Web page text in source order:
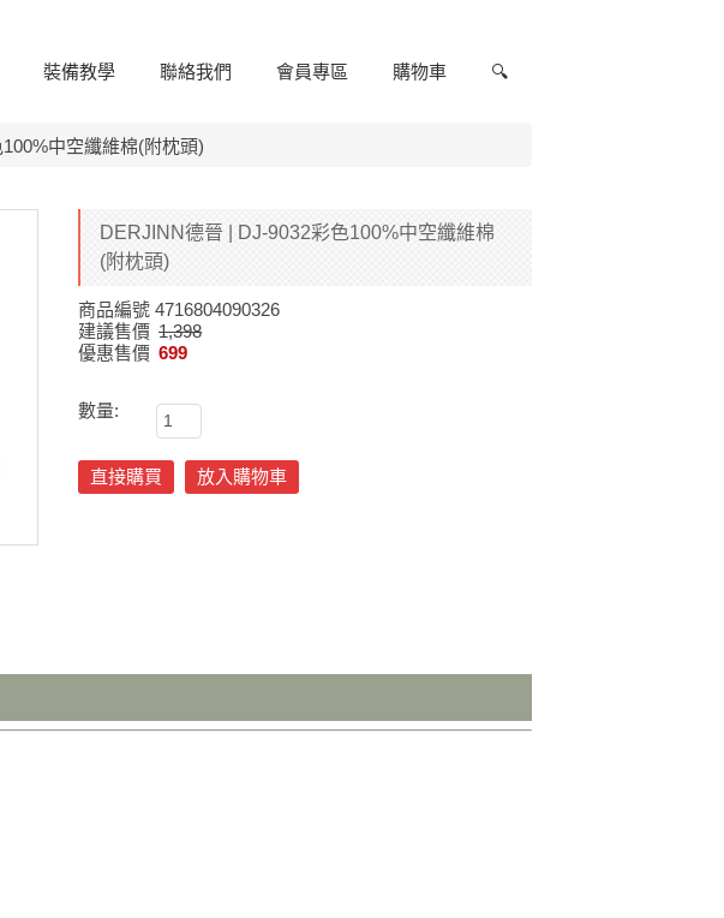
裝備教學 聯絡我們 會員專區 購物車 🔍
中空纖維棉(附枕頭)
DERJINN德晉 | DJ-9032彩色100%中空纖維棉
(附枕頭)
商品編號 4716804090326
建議售價 1,398
優惠售價 699
數量:
直接購買 放入購物車